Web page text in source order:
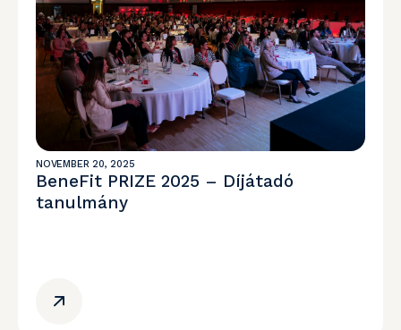
NOVEMBER 20, 2025
BeneFit PRIZE 2025 – Díjátadó
tanulmány